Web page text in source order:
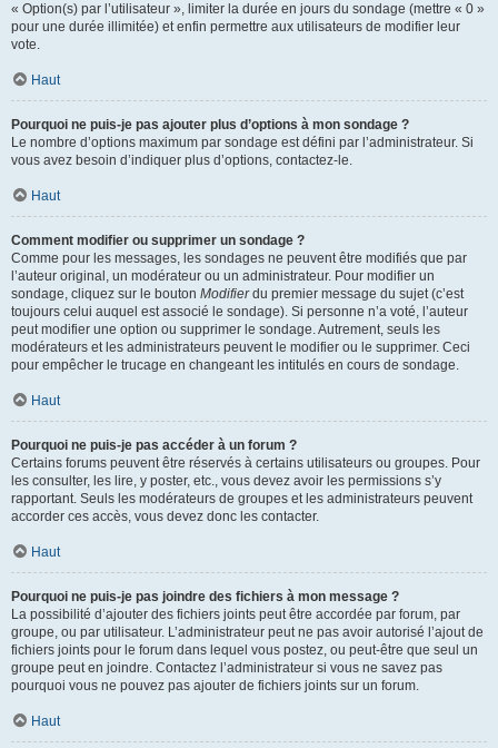
« Option(s) par l’utilisateur », limiter la durée en jours du sondage (mettre « 0 »
pour une durée illimitée) et enfin permettre aux utilisateurs de modifier leur
vote.
Haut
Pourquoi ne puis-je pas ajouter plus d’options à mon sondage ?
Le nombre d’options maximum par sondage est défini par l’administrateur. Si
vous avez besoin d’indiquer plus d’options, contactez-le.
Haut
Comment modifier ou supprimer un sondage ?
Comme pour les messages, les sondages ne peuvent être modifiés que par
l’auteur original, un modérateur ou un administrateur. Pour modifier un
sondage, cliquez sur le bouton Modifierdu premier message du sujet (c’est
toujours celui auquel est associé le sondage). Si personne n’a voté, l’auteur
peut modifier une option ou supprimer le sondage. Autrement, seuls les
modérateurs et les administrateurs peuvent le modifier ou le supprimer. Ceci
pour empêcher le trucage en changeant les intitulés en cours de sondage.
Haut
Pourquoi ne puis-je pas accéder à un forum ?
Certains forums peuvent être réservés à certains utilisateurs ou groupes. Pour
les consulter, les lire, y poster, etc., vous devez avoir les permissions s’y
rapportant. Seuls les modérateurs de groupes et les administrateurs peuvent
accorder ces accès, vous devez donc les contacter.
Haut
Pourquoi ne puis-je pas joindre des fichiers à mon message ?
La possibilité d’ajouter des fichiers joints peut être accordée par forum, par
groupe, ou par utilisateur. L’administrateur peut ne pas avoir autorisé l’ajout de
fichiers joints pour le forum dans lequel vous postez, ou peut-être que seul un
groupe peut en joindre. Contactez l’administrateur si vous ne savez pas
pourquoi vous ne pouvez pas ajouter de fichiers joints sur un forum.
Haut